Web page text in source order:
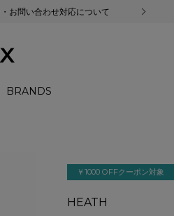
お問い合わせ対応について
BRANDS
￥1000 OFFクーポン対象
HEATH